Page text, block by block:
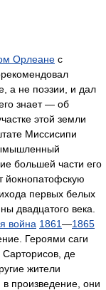
Орлеане с
а не поэзии, и дал
знает — об
этой земли
Миссисипи
большей части его
йокнопатофскую
первых белых
двадцатого века.
война 1861—1865
Героями саги
Сарторисов, де
жители
произведение, они